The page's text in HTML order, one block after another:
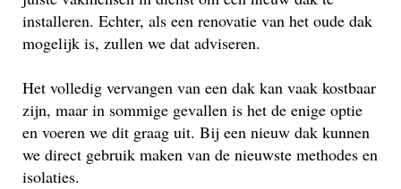
installeren. Echter, als een renovatie van het oude dak
mogelijk is, zullen we dat adviseren.
Het volledig vervangen van een dak kan vaak kostbaar
zijn, maar in sommige gevallen is het de enige optie
en voeren we dit graag uit. Bij een nieuw dak kunnen
we direct gebruik maken van de nieuwste methodes en
isolaties.